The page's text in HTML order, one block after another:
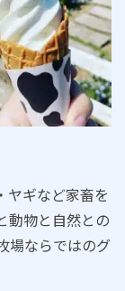
ヤギなど家畜を
動物と自然との
場ならではのグ